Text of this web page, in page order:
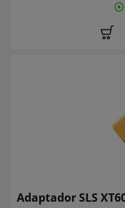
Adaptador SLS